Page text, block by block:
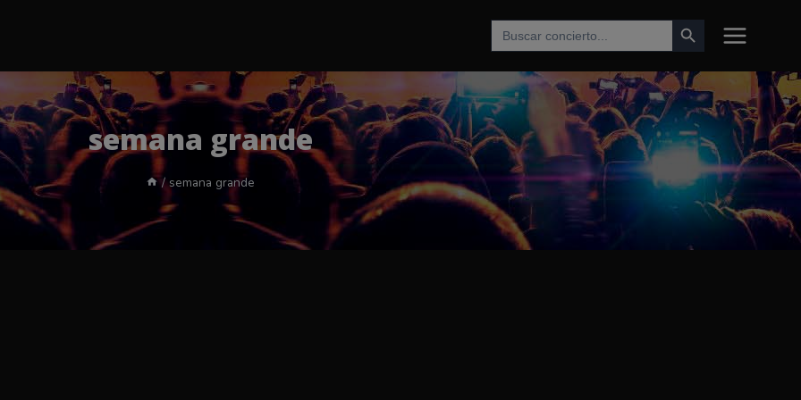
Buscar: Botón de búsqueda
semana grande
/ semana grande